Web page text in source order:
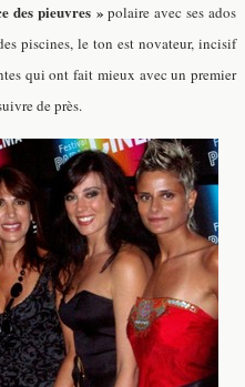
des pieuvres » polaire avec ses ados
piscines, le ton est novateur, incisif
qui ont fait mieux avec un premier
de près.